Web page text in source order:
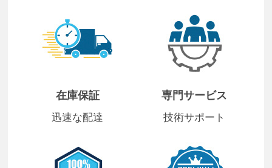
在庫保証
迅速な配達
専門サービス
技術サポート